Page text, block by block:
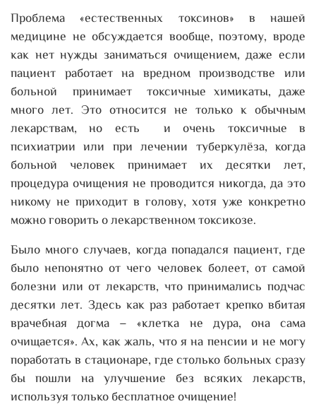
Проблема «естественных токсинов» в нашей
медицине не обсуждается вообще, поэтому, вроде
как нет нужды заниматься очищением, даже если
пациент работает на вредном производстве или
больной принимает токсичные химикаты, даже
много лет. Это относится не только к обычным
лекарствам, но есть и очень токсичные в
психиатрии или при лечении туберкулёза, когда
больной человек принимает их десятки лет,
процедура очищения не проводится никогда, да это
никому не приходит в голову, хотя уже конкретно
можно говорить о лекарственном токсикозе.
Было много случаев, когда попадался пациент, где
было непонятно от чего человек болеет, от самой
болезни или от лекарств, что принимались подчас
десятки лет. Здесь как раз работает крепко вбитая
врачебная догма – «клетка не дура, она сама
очищается». Ах, как жаль, что я на пенсии и не могу
поработать в стационаре, где столько больных сразу
бы пошли на улучшение без всяких лекарств,
используя только бесплатное очищение!